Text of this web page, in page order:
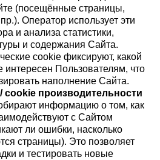
(посещённые страницы,
Оператор использует эти
и анализа статистики,
и содержания Сайта.
cookie фиксируют, какой
интересен Пользователям, что
наполнение Сайта.
cookie производительности
информацию о том, как
с Сайтом
ли ошибки, насколько
страницы). Это позволяет
и тестировать новые